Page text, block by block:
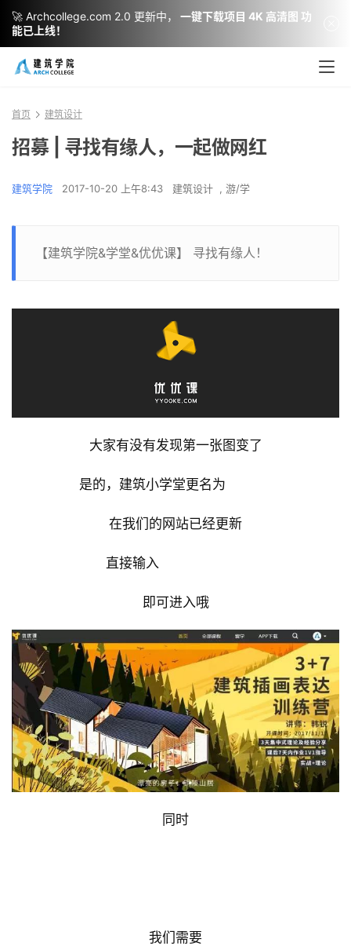
首页 建筑设计
招募 | 寻找有缘人，一起做网红
建筑学院 2017-10-20 上午8:43 建筑设计 , 游/学
【建筑学院&学堂&优优课】 寻找有缘人！
大家有没有发现第一张图变了
是的，建筑小学堂更名为
在我们的网站已经更新
直接输入
即可进入哦
同时
我们需要
🚀 Archcollege.com 2.0 更新中，
一键下载项目 4K 高清图 功
能已上线！